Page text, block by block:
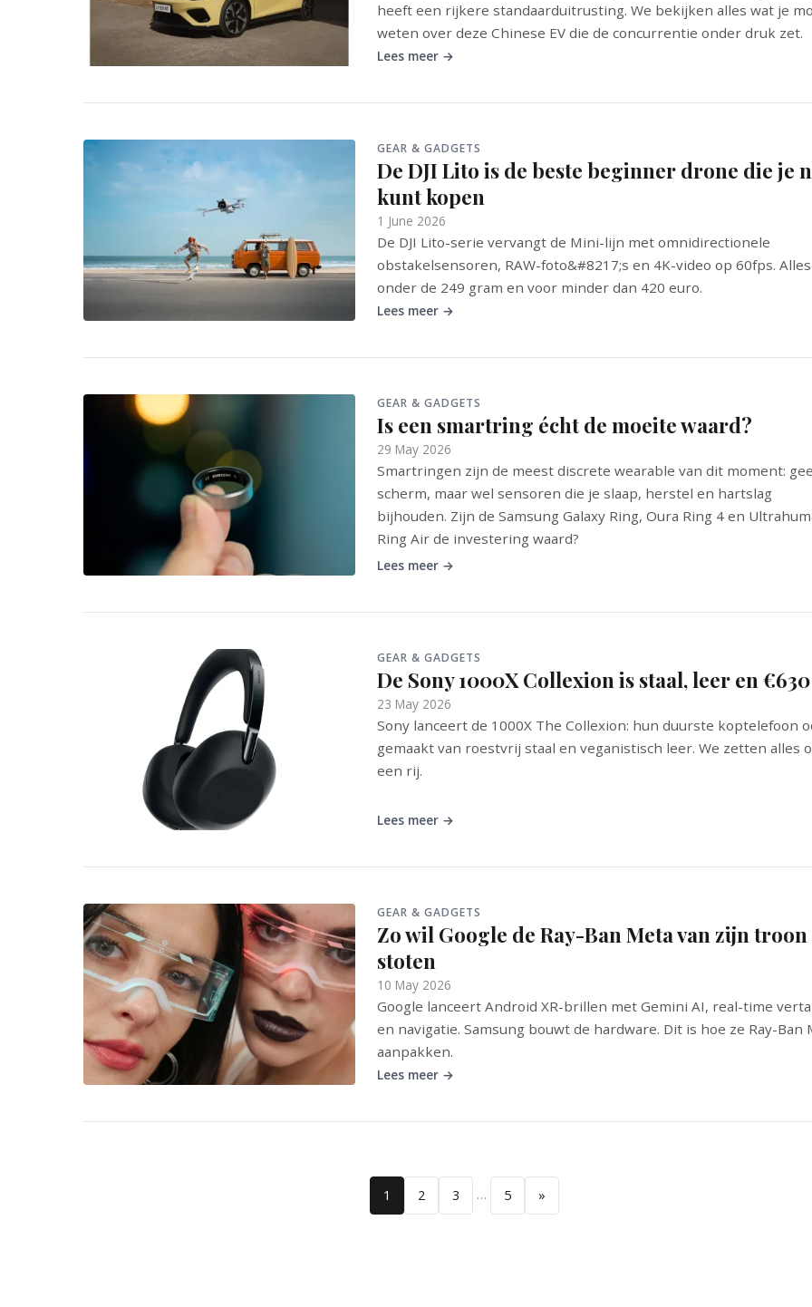
heeft een rijkere standaarduitrusting. We bekijken alles wat je
weten over deze Chinese EV die de concurrentie onder druk zet.
Lees meer →
GEAR & GADGETS
De DJI Lito is de beste beginner drone die je
kunt kopen
1 June 2026
De DJI Lito-serie vervangt de Mini-lijn met omnidirectionele
obstakelsensoren, RAW-foto&#8217;s en 4K-video op 60fps. Alles
onder de 249 gram en voor minder dan 420 euro.
Lees meer →
GEAR & GADGETS
Is een smartring écht de moeite waard?
29 May 2026
Smartringen zijn de meest discrete wearable van dit moment:
scherm, maar wel sensoren die je slaap, herstel en hartslag
bijhouden. Zijn de Samsung Galaxy Ring, Oura Ring 4 en
Ring Air de investering waard?
Lees meer →
GEAR & GADGETS
De Sony 1000X Collexion is staal, leer en €630
23 May 2026
Sony lanceert de 1000X The Collexion: hun duurste koptelefoon
gemaakt van roestvrij staal en veganistisch leer. We zetten alles
een rij.
Lees meer →
GEAR & GADGETS
Zo wil Google de Ray-Ban Meta van zijn troon
stoten
10 May 2026
Google lanceert Android XR-brillen met Gemini AI, real-time
en navigatie. Samsung bouwt de hardware. Dit is hoe ze Ray-Ban
aanpakken.
Lees meer →
1 2 3 … 5 »